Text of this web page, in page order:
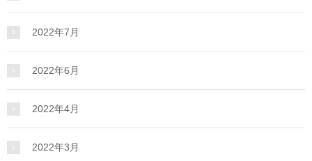
2022年7月
2022年6月
2022年4月
2022年3月